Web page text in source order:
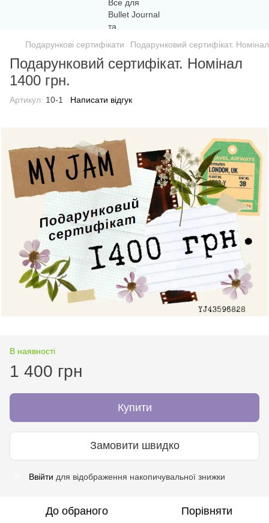
Подарункові сертифікати Подарунковий сертифікат.
Подарунковий сертифікат. Номінал
1400 грн.
Артикул: 10-1 Написати відгук
В наявності
1 400 грн
Купити
Замовити швидко
Ввійти для відображення накопичувальної знижки
До обраного Порівняти